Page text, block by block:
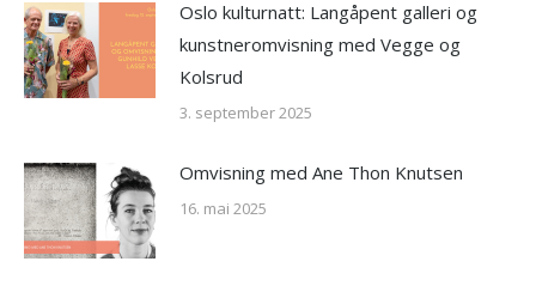
Oslo kulturnatt: Langåpent galleri og
kunstneromvisning med Vegge og
Kolsrud
3. september 2025
Omvisning med Ane Thon Knutsen
16. mai 2025